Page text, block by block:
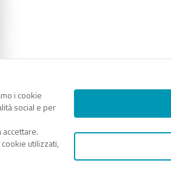
i cookie
social e per
accettare.
utilizzati,